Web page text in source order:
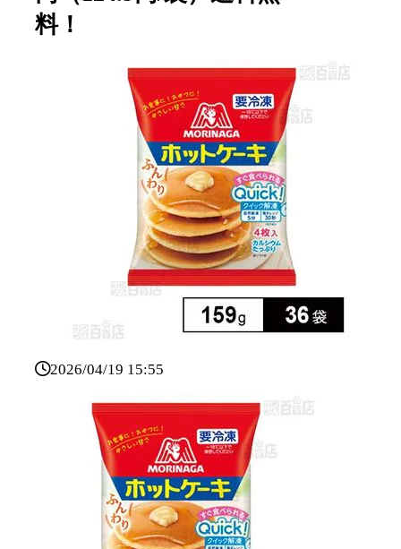
料！
2026/04/19 15:55